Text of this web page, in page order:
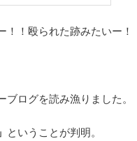
！殴られた跡みたいー！
ログを読み漁りました。
ということが判明。